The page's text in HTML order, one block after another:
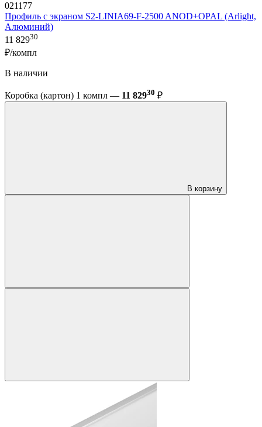
021177
Профиль с экраном S2-LINIA69-F-2500 ANOD+OPAL (Arlight,
Алюминий)
11 82930
₽/компл
В наличии
Коробка (картон) 1 компл — 11 82930 ₽
В корзину